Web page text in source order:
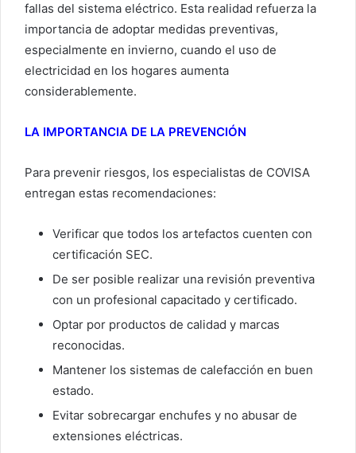
fallas del sistema eléctrico. Esta realidad refuerza la
importancia de adoptar medidas preventivas,
especialmente en invierno, cuando el uso de
electricidad en los hogares aumenta
considerablemente.
LA IMPORTANCIA DE LA PREVENCIÓN
Para prevenir riesgos, los especialistas de COVISA
entregan estas recomendaciones:
Verificar que todos los artefactos cuenten con
certificación SEC.
De ser posible realizar una revisión preventiva
con un profesional capacitado y certificado.
Optar por productos de calidad y marcas
reconocidas.
Mantener los sistemas de calefacción en buen
estado.
Evitar sobrecargar enchufes y no abusar de
extensiones eléctricas.